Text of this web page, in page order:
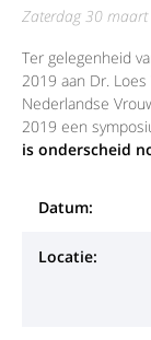
zaterdag 30
Ter gelegenheid
2019 aan Dr.
Nederlandse
2019 een
is onderscheid
Datum:
Locatie: